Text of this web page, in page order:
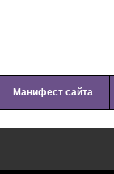
Манифест сайта